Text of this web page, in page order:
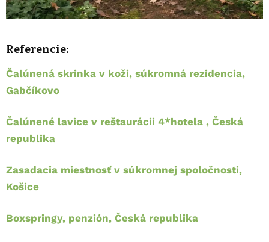
Referencie:
Čalúnená skrinka v koži, súkromná rezidencia,
Gabčíkovo
Čalúnené lavice v reštaurácii 4*hotela , Česká
republika
Zasadacia miestnosť v súkromnej spoločnosti,
Košice
Boxspringy, penzión, Česká republika